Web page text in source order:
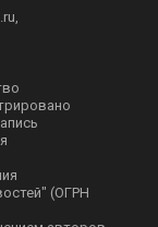
(ОГРН